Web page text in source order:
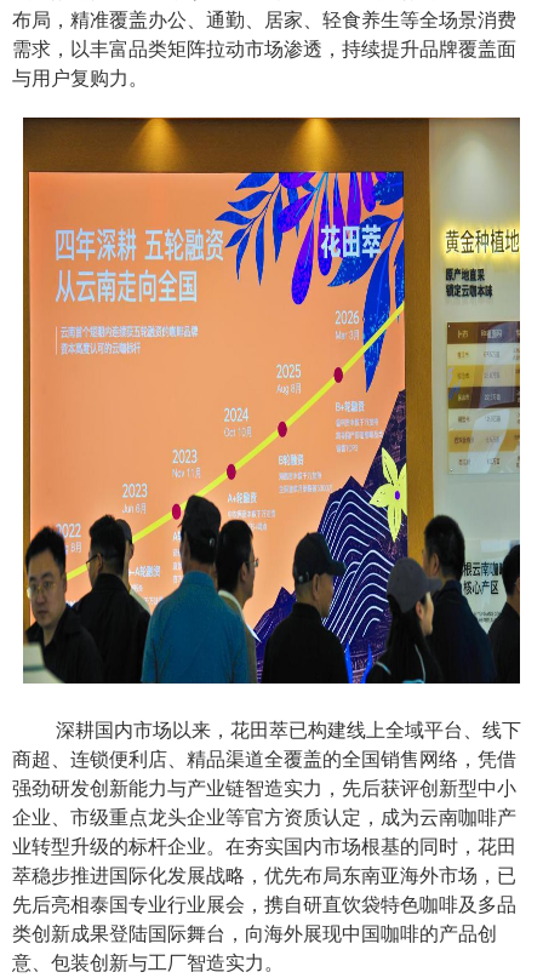
布局，精准覆盖办公、通勤、居家、轻食养生等全场景消费
需求，以丰富品类矩阵拉动市场渗透，持续提升品牌覆盖面
与用户复购力。
深耕国内市场以来，花田萃已构建线上全域平台、线下
商超、连锁便利店、精品渠道全覆盖的全国销售网络，凭借
强劲研发创新能力与产业链智造实力，先后获评创新型中小
企业、市级重点龙头企业等官方资质认定，成为云南咖啡产
业转型升级的标杆企业。在夯实国内市场根基的同时，花田
萃稳步推进国际化发展战略，优先布局东南亚海外市场，已
先后亮相泰国专业行业展会，携自研直饮袋特色咖啡及多品
类创新成果登陆国际舞台，向海外展现中国咖啡的产品创
意、包装创新与工厂智造实力。